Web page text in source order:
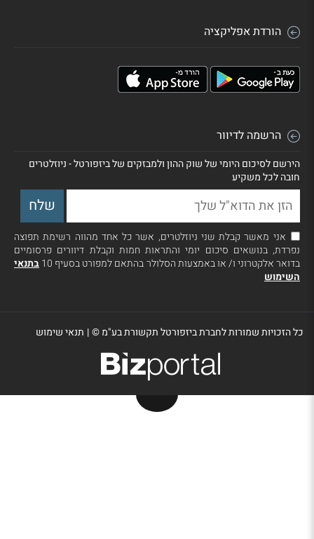
הורדת אפליקציה
הרשמה לדיוור
הירשם לסיכום היומי של שוק ההון ולמבזקים של ביזפורטל - ניוזלטרים
חובה לכל משקיע
אני מאשר קבלת שני ניוזלטרים, אשר כל אחד מהווה רשימת תפוצה
נפרדת, בנושאים סיכום יומי והתראות חמות וקבלת דיוורים פרסומיים
בדואר אלקטרוני ו/ או באמצעות הסלולר בהתאם למפורט בסעיף 10
בתנאי
השימוש
כל הזכויות שמורות לחברת ביזפורטל תקשורת בע"מ ©| תנאי שימוש